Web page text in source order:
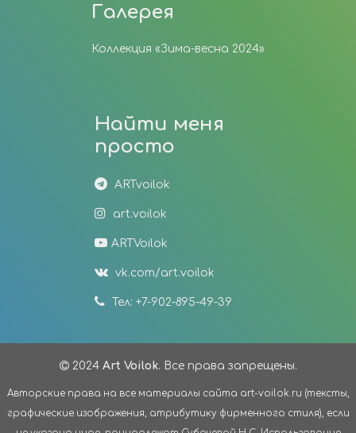
Галерея
Коллекция «Зима-весна 2024»
Найти меня
просто
ARTvoilok
art.voilok
ARTVoilok
vk.com/art.voilok
Тел: +7-902-895-49-39
2024 Art Voilok. Все права запрещены.
Авторские права на все материалы сайта art-voilok.ru (тексты,
графические изображения, атрибутику фирменного стиля), если